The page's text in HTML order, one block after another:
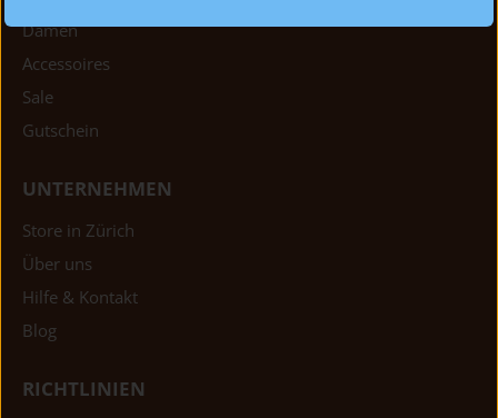
Damen
Accessoires
Sale
Gutschein
UNTERNEHMEN
Store in Zürich
Über uns
Hilfe & Kontakt
Blog
RICHTLINIEN